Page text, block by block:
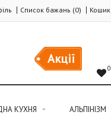
Список бажань (0) Кошик
Акції
0
КУХНЯ АЛЬПІНІЗМ